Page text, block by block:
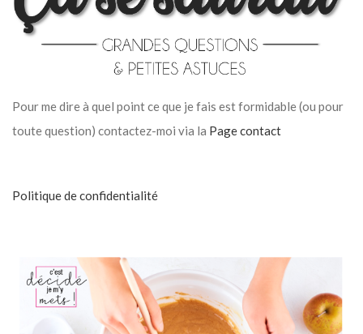
Pour me dire à quel point ce que je fais est formidable (ou pour
toute question) contactez-moi via la Page contact
Politique de confidentialité